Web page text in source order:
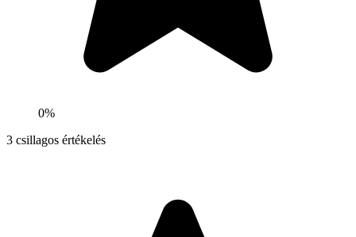
0%
3 csillagos értékelés